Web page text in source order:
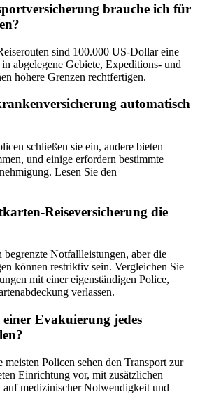
brauche ich für
sind 100.000 US-Dollar eine
abgelegene Gebiete, Expeditions- und
höhere Grenzen rechtfertigen.
automatisch
schließen sie ein, andere bieten
und einige erfordern bestimmte
Lesen Sie den
Reiseversicherung die
Notfallleistungen, aber die
können restriktiv sein. Vergleichen Sie
mit einer eigenständigen Police,
verlassen.
Evakuierung jedes
Policen sehen den Transport zur
Einrichtung vor, mit zusätzlichen
auf medizinischer Notwendigkeit und